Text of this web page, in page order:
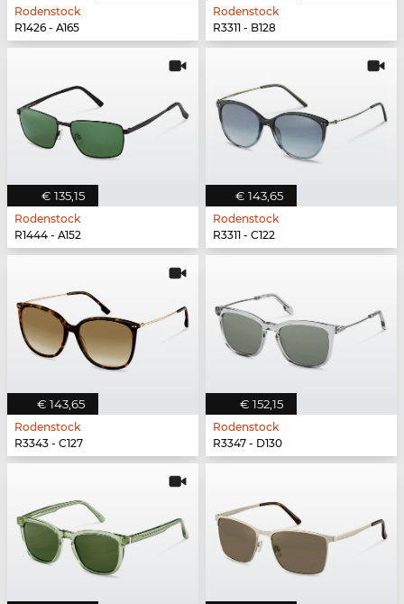
Rodenstock
R1426 - A165
Rodenstock
R3311 - B128
€ 135,15
Rodenstock
R1444 - A152
€ 143,65
Rodenstock
R3311 - C122
€ 143,65
Rodenstock
R3343 - C127
€ 152,15
Rodenstock
R3347 - D130